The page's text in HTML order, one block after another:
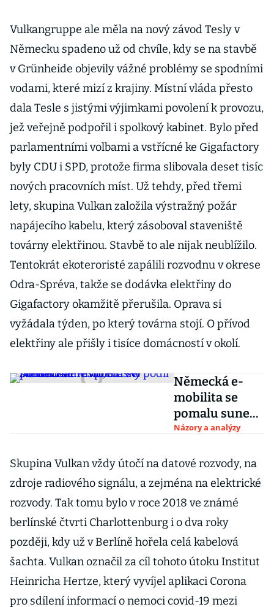
Vulkangruppe ale měla na nový závod Tesly v
Německu spadeno už od chvíle, kdy se na stavbě
v Grünheide objevily vážné problémy se spodními
vodami, které mizí z krajiny. Místní vláda přesto
dala Tesle s jistými výjimkami povolení k provozu,
jež veřejně podpořil i spolkový kabinet. Bylo před
parlamentními volbami a vstřícné ke Gigafactory
byly CDU i SPD, protože firma slibovala deset tisíc
nových pracovních míst. Už tehdy, před třemi
lety, skupina Vulkan založila výstražný požár
napájecího kabelu, který zásoboval staveniště
továrny elektřinou. Stavbě to ale nijak neublížilo.
Tentokrát ekoteroristé zapálili rozvodnu v okrese
Odra-Spréva, takže se dodávka elektřiny do
Gigafactory okamžitě přerušila. Oprava si
vyžádala týden, po který továrna stojí. O přívod
elektřiny ale přišly i tisíce domácností v okolí.
Německá e-
mobilita se
pomalu sune
vpřed. VW
Teslu, čínský
podíl stále
Názory a analýzy
Skupina Vulkan vždy útočí na datové rozvody, na
zdroje radiového signálu, a zejména na elektrické
rozvody. Tak tomu bylo v roce 2018 ve známé
berlínské čtvrti Charlottenburg i o dva roky
později, kdy už v Berlíně hořela celá kabelová
šachta. Vulkan označil za cíl tohoto útoku Institut
Heinricha Hertze, který vyvíjel aplikaci Corona
pro sdílení informací o nemoci covid-19 mezi